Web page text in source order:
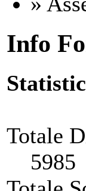
Info
Totale
5985